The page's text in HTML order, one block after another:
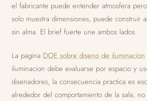
el fabricante puede entender atmosfera
solo muestra dimensiones, puede construir
sin alma. El brief fuerte une ambos lados.
La pagina DOE sobre diseno de iluminacion
iluminacion debe evaluarse por espacio y
disenadores, la consecuencia practica es
alrededor del comportamiento de la sala,